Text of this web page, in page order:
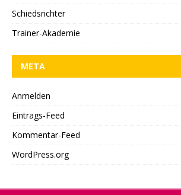
Schiedsrichter
Trainer-Akademie
META
Anmelden
Eintrags-Feed
Kommentar-Feed
WordPress.org